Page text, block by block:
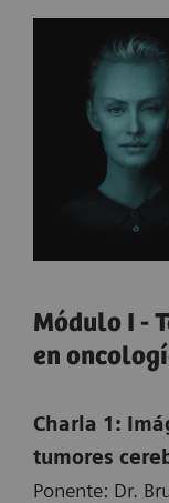
Módulo I -
en
Charla 1:
tumores
Ponente: Dr.